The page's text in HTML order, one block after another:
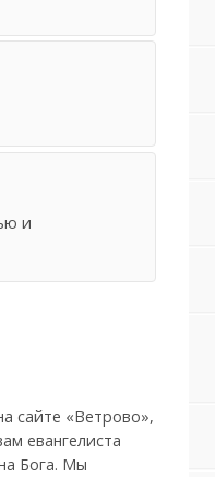
и
сайте «Ветрово»,
евангелиста
Бога. Мы